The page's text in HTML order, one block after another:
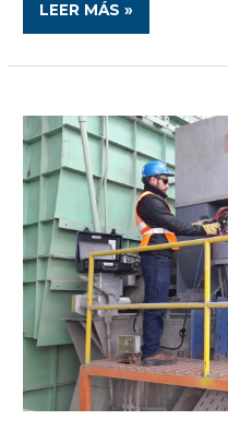
LEER MÁS »
CONFIABILIDAD
EN
MOTORES
ELÉCTRICOS,
DIAGNÓSTICO
SUS
ZONAS
DE
FALLA